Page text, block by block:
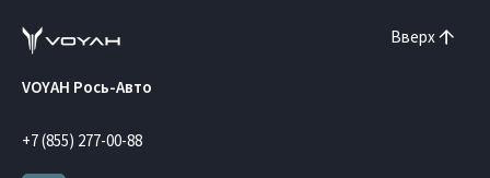
Вверх
VOYAH Рось-Авто
+7 (855) 277-00-88